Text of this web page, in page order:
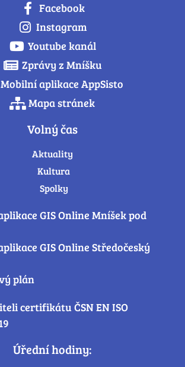
Facebook
Instagram
Youtube kanál
Zprávy z Mníšku
Mobilní aplikace AppSisto
Mapa stránek
Volný čas
Aktuality
Kultura
Spolky
GIS Online Mníšek pod
GIS Online Středočeský
plán
certifikátu ČSN EN ISO
Úřední hodiny: